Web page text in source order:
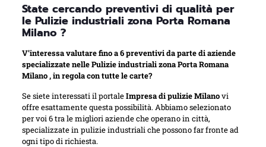
State cercando preventivi di qualità per
le Pulizie industriali zona Porta Romana
Milano ?
V’interessa valutare fino a 6 preventivi da parte di aziende
specializzate nelle Pulizie industriali zona Porta Romana
Milano , in regola con tutte le carte?
Se siete interessati il portaleImpresa di pulizie Milanovi
offre esattamente questa possibilità. Abbiamo selezionato
per voi 6 tra le migliori aziende che operano in città,
specializzate in pulizie industriali che possono far fronte ad
ogni tipo di richiesta.